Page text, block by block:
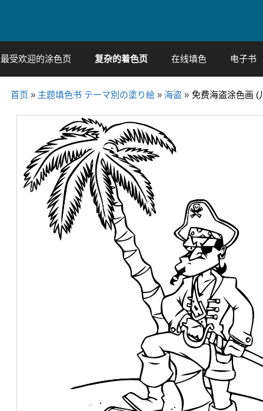
最受欢迎的涂色页 复杂的着色页 在线填色 电子书
首页 » 主题填色书 テーマ別の塗り絵» 海盗 » 免费海盗涂色画 (